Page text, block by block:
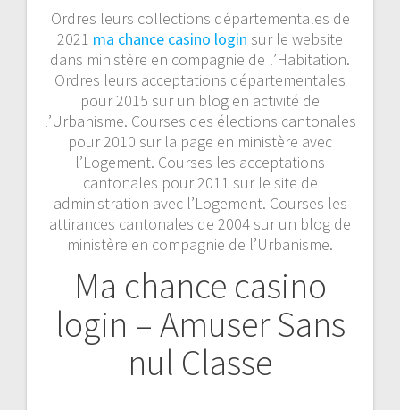
Ordres leurs collections départementales de
2021 ma chance casino login sur le website
dans ministère en compagnie de l’Habitation.
Ordres leurs acceptations départementales
pour 2015 sur un blog en activité de
l’Urbanisme. Courses des élections cantonales
pour 2010 sur la page en ministère avec
l’Logement. Courses les acceptations
cantonales pour 2011 sur le site de
administration avec l’Logement. Courses les
attirances cantonales de 2004 sur un blog de
ministère en compagnie de l’Urbanisme.
Ma chance casino
login – Amuser Sans
nul Classe